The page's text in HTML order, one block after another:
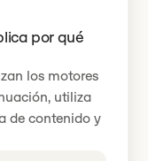
por qué
los motores
utiliza
de contenido y